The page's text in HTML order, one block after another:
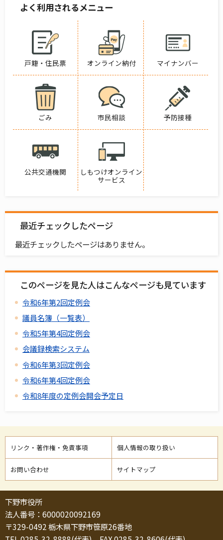
よく利用されるメニュー
戸籍・住民票 オンライン納付 マイナンバー
ごみ 市民相談 予防接種
公共交通機関
しもつけオンライン
サービス
最近チェックしたページ
最近チェックしたページはありません。
このページを見た人はこんなページも見ています
令和6年第2回定例会
議員名簿（一覧表）
令和5年第4回定例会
会議録検索システム
令和6年第3回定例会
令和6年第4回定例会
令和8年度の定例会開会予定日
リンク・著作権・免責事項 個人情報の取り扱い
お問い合わせ サイトマップ
下野市役所
法人番号：6000020092169
〒329-0492 栃木県下野市笹原26番地